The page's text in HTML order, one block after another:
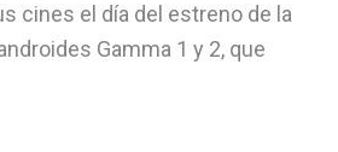
cines el día del estreno de la
Gamma 1 y 2, que